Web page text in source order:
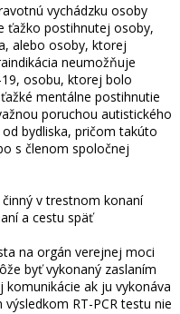
vychádzku osoby
ťažko postihnutej osoby,
alebo osoby, ktorej
neumožňuje
osobu, ktorej bolo
mentálne postihnutie
poruchou autistického
bydliska, pričom takúto
s členom spoločnej
v trestnom konaní
a cestu späť
na orgán verejnej moci
byť vykonaný zaslaním
ak ju vykonáva
RT-PCR testu nie